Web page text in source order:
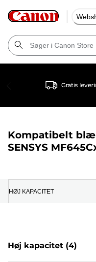
Gratis
Kompatibelt
SENSYS
HØJ KAPACITET
Høj kapacitet (4)